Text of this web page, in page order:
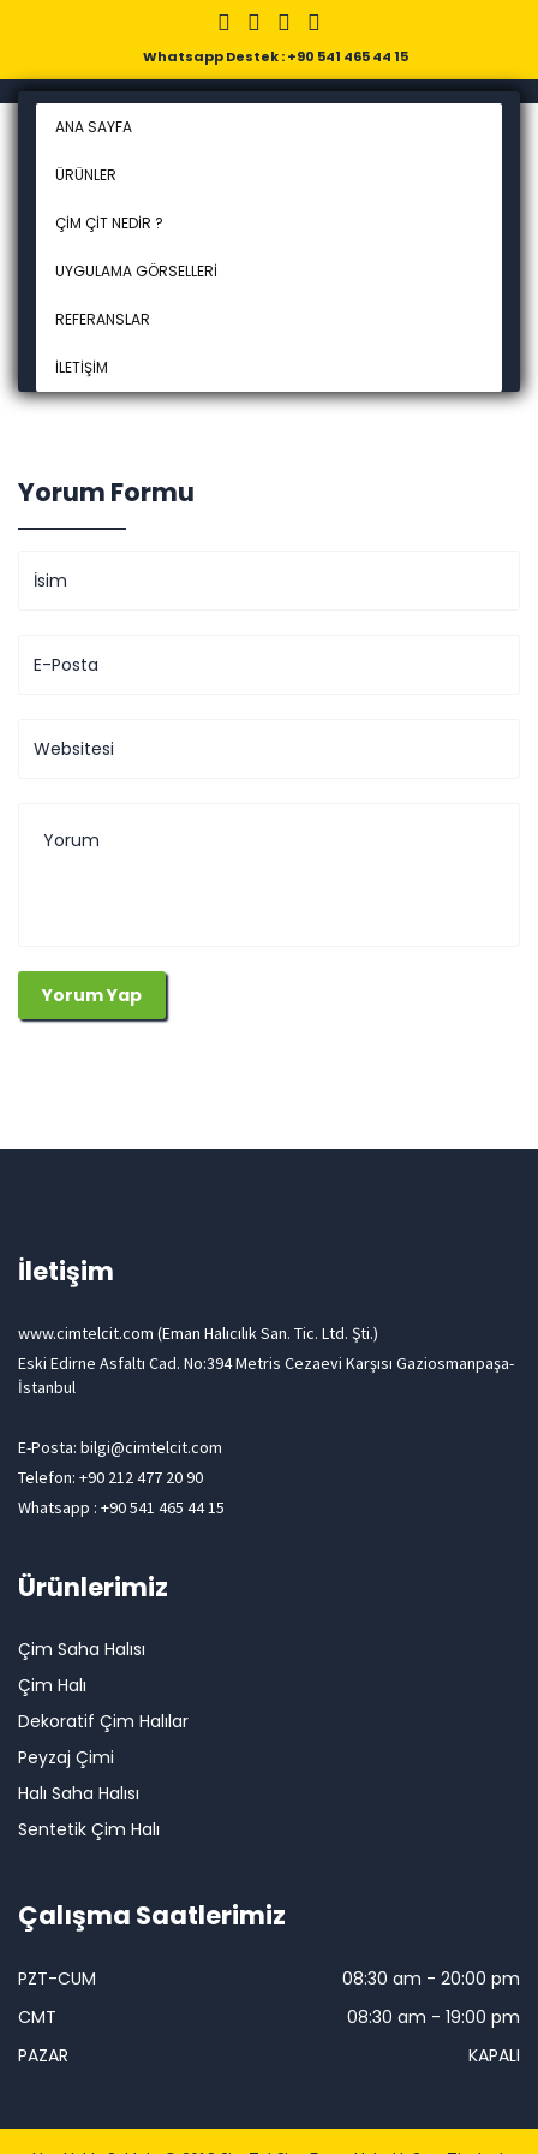
Whatsapp Destek : +90 541 465 44 15
ANA SAYFA
ÜRÜNLER
ÇIM ÇIT NEDIR ?
UYGULAMA GÖRSELLERI
REFERANSLAR
İLETIŞIM
Yorum Formu
İletişim
www.cimtelcit.com (Eman Halıcılık San. Tic. Ltd. Şti.)
Eski Edirne Asfaltı Cad. No:394 Metris Cezaevi Karşısı Gaziosmanpaşa-
İstanbul
E-Posta: bilgi@cimtelcit.com
Telefon: +90 212 477 20 90
Whatsapp : +90 541 465 44 15
Ürünlerimiz
Çim Saha Halısı
Çim Halı
Dekoratif Çim Halılar
Peyzaj Çimi
Halı Saha Halısı
Sentetik Çim Halı
Çalışma Saatlerimiz
PZT-CUM
08:30 am - 20:00 pm
CMT
08:30 am - 19:00 pm
PAZAR
KAPALI